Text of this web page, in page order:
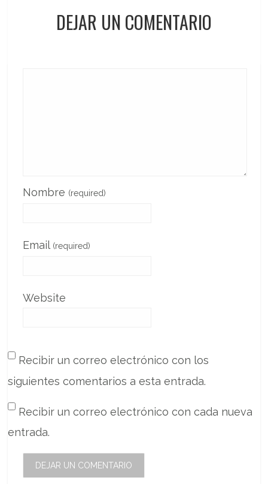
DEJAR UN COMENTARIO
Nombre (required)
Email (required)
Website
Recibir un correo electrónico con los
siguientes comentarios a esta entrada.
Recibir un correo electrónico con cada nueva
entrada.